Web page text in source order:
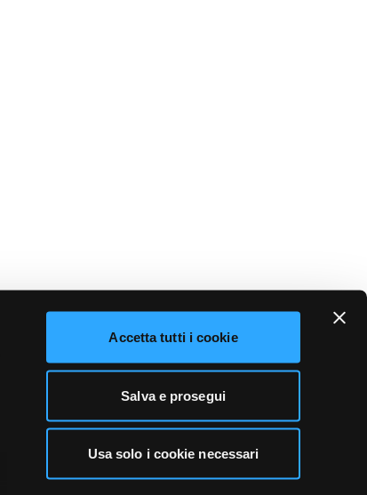
Accetta tutti i cookie
Salva e prosegui
Usa solo i cookie necessari